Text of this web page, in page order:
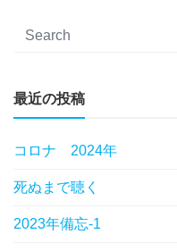
最近の投稿
コロナ 2024年
死ぬまで聴く
2023年備忘-1